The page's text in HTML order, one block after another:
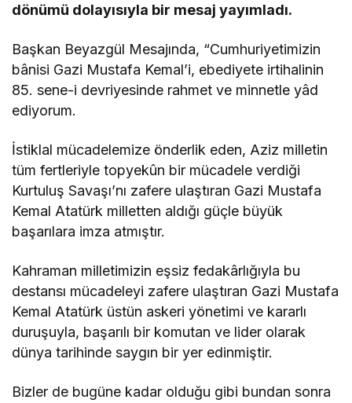
dönümü dolayısıyla bir mesaj yayımladı.
Başkan Beyazgül Mesajında, “Cumhuriyetimizin
bânisi Gazi Mustafa Kemal’i, ebediyete irtihalinin
85. sene-i devriyesinde rahmet ve minnetle yâd
ediyorum.
İstiklal mücadelemize önderlik eden, Aziz milletin
tüm fertleriyle topyekûn bir mücadele verdiği
Kurtuluş Savaşı’nı zafere ulaştıran Gazi Mustafa
Kemal Atatürk milletten aldığı güçle büyük
başarılara imza atmıştır.
Kahraman milletimizin eşsiz fedakârlığıyla bu
destansı mücadeleyi zafere ulaştıran Gazi Mustafa
Kemal Atatürk üstün askeri yönetimi ve kararlı
duruşuyla, başarılı bir komutan ve lider olarak
dünya tarihinde saygın bir yer edinmiştir.
Bizler de bugüne kadar olduğu gibi bundan sonra